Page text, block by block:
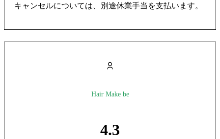
キャンセルについては、別途休業手当を支払います。
Hair Make be
4.3